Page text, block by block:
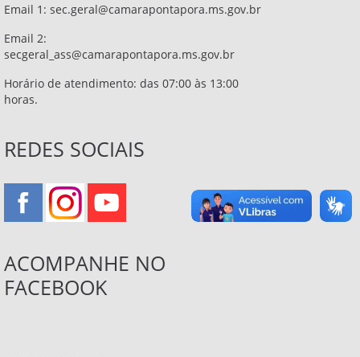
Email 1: sec.geral@camarapontapora.ms.gov.br
Email 2:
secgeral_ass@camarapontapora.ms.gov.br
Horário de atendimento: das 07:00 às 13:00
horas.
REDES SOCIAIS
ACOMPANHE NO
FACEBOOK